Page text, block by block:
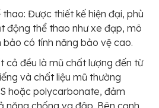
Được thiết kế hiện đại, phù
động thể thao như xe đạp, mô
có tính năng bảo vệ cao.
cả đều là mũ chất lượng đến từ
và chất liệu mũ thường
hoặc polycarbonate, đảm
năng chống va đập. Bên cạnh